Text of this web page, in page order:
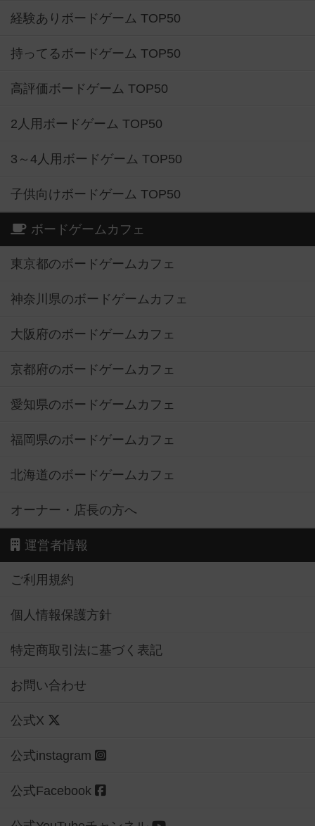
経験ありボードゲーム TOP50
持ってるボードゲーム TOP50
高評価ボードゲーム TOP50
2人用ボードゲーム TOP50
3～4人用ボードゲーム TOP50
子供向けボードゲーム TOP50
ボードゲームカフェ
東京都のボードゲームカフェ
神奈川県のボードゲームカフェ
大阪府のボードゲームカフェ
京都府のボードゲームカフェ
愛知県のボードゲームカフェ
福岡県のボードゲームカフェ
北海道のボードゲームカフェ
オーナー・店長の方へ
運営者情報
ご利用規約
個人情報保護方針
特定商取引法に基づく表記
お問い合わせ
公式X
公式instagram
公式Facebook